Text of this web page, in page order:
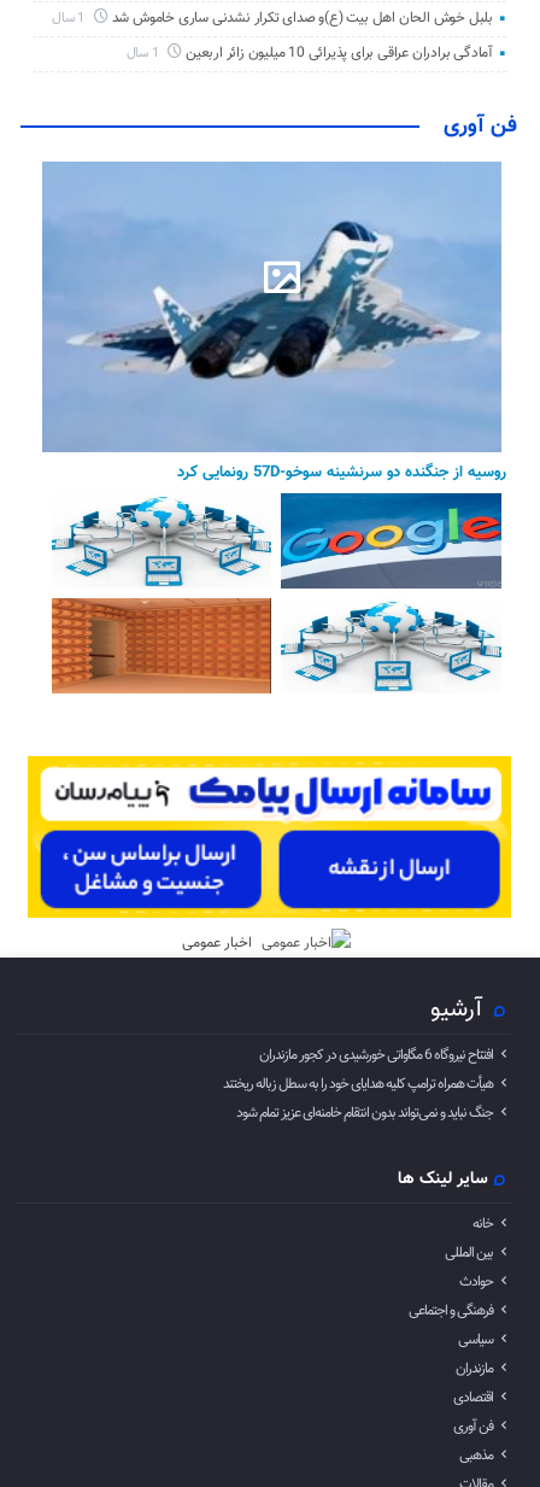
بلبل خوش الحان اهل بیت (ع)و صدای تکرار نشدنی ساری خاموش شد
آمادگی برادران عراقی برای پذیرائی 10 میلیون زائر اربعین
فن آوری
روسیه از جنگنده دو سرنشینه سوخو-57D رونمایی کرد
اخبار عمومی
آرشیو
افتتاح نیروگاه 6 مگاواتی خورشیدی در کجور مازندران
هیأت همراه ترامپ کلیه هدایای خود را به سطل زباله ریختند
جنگ نباید و نمی‌تواند بدون انتقام خامنه‌ای عزیز تمام شود
سایر لینک ها
خانه
بین المللی
حوادث
فرهنگی و اجتماعی
سیاسی
مازندران
اقتصادی
فن آوری
مذهبی